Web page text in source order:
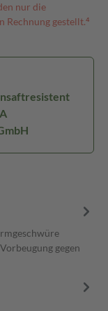
nur die
Rechnung gestellt.⁴
gegen